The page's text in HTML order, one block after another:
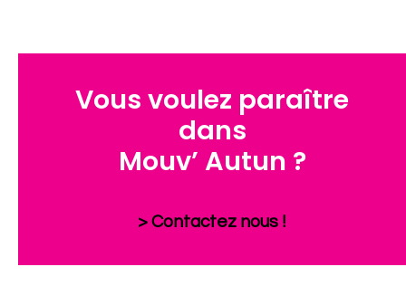
Vous voulez paraître
dans
Mouv’ Autun ?
> Contactez nous !